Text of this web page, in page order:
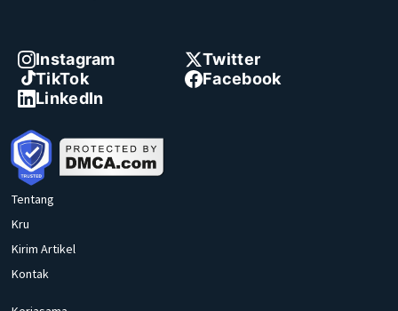
Instagram
Twitter
TikTok
Facebook
LinkedIn
Tentang
Kru
Kirim Artikel
Kontak